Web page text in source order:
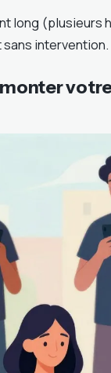
long (plusieurs
intervention.